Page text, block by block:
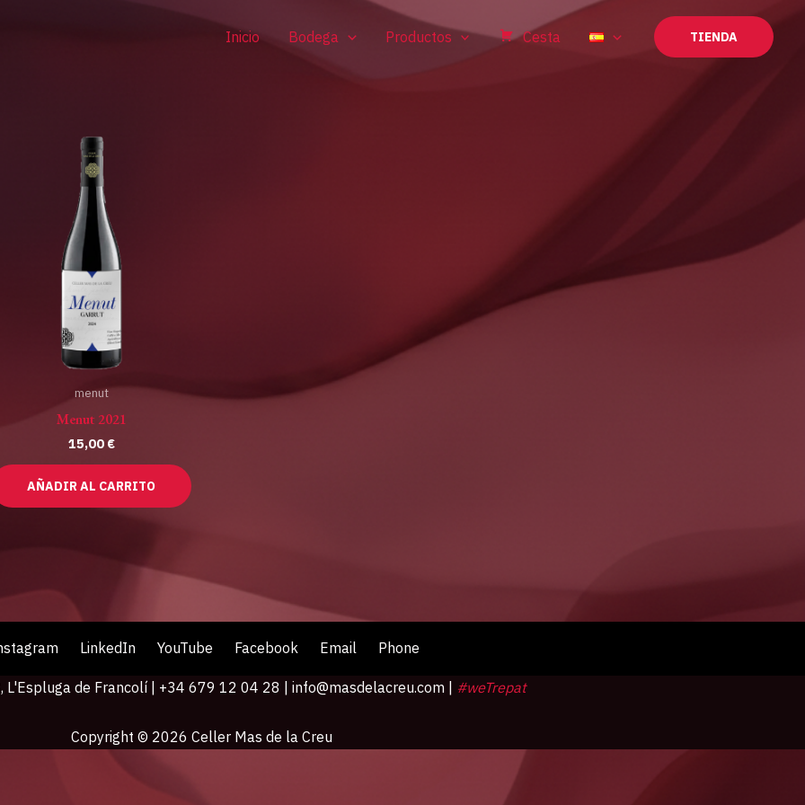
Inicio Bodega Productos Cesta TIENDA
menut
Menut 2021
15,00 €
AÑADIR AL CARRITO
LinkedIn YouTube Facebook Email Phone
L'Espluga de Francolí | +34 679 12 04 28 | info@masdelacreu.com | #weTrepat
Copyright © 2026 Celler Mas de la Creu